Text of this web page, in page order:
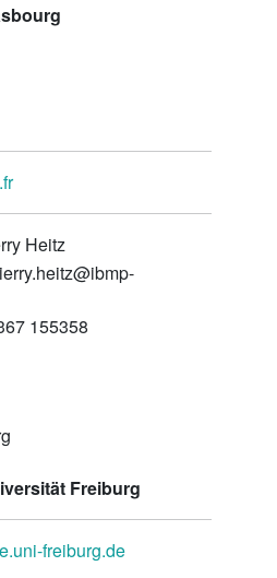
Heitz
155358
Freiburg
freiburg.de